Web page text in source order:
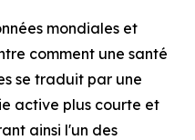
mondiales et
comment une santé
se traduit par une
active plus courte et
ainsi l'un des